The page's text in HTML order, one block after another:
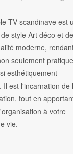
TV scandinave est
style Art déco et de
moderne,
seulement
esthétiquement
Il est l'incarnation de
tout en
à votre
vie.